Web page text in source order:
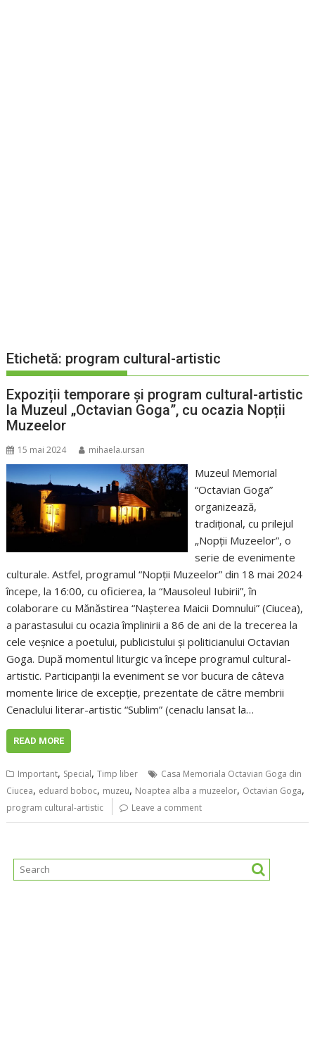
Etichetă: program cultural-artistic
Expoziții temporare și program cultural-artistic
la Muzeul „Octavian Goga”, cu ocazia Nopții
Muzeelor
15 mai 2024 mihaela.ursan
Muzeul Memorial
“Octavian Goga”
organizează,
tradițional, cu prilejul
„Nopții Muzeelor”, o
serie de evenimente
culturale. Astfel, programul “Nopții Muzeelor” din 18 mai 2024
începe, la 16:00, cu oficierea, la “Mausoleul Iubirii”, în
colaborare cu Mănăstirea “Nașterea Maicii Domnului” (Ciucea),
a parastasului cu ocazia împlinirii a 86 de ani de la trecerea la
cele veșnice a poetului, publicistului și politicianului Octavian
Goga. După momentul liturgic va începe programul cultural-
artistic. Participanții la eveniment se vor bucura de câteva
momente lirice de excepție, prezentate de către membrii
Cenaclului literar-artistic “Sublim” (cenaclu lansat la…
READ MORE
Important, Special,Timp liber
Casa Memoriala Octavian Goga din
Ciucea, eduard boboc, muzeu, Noaptea alba a muzeelor, Octavian Goga,
program cultural-artistic Leave a comment